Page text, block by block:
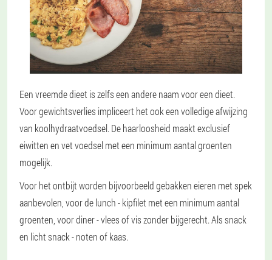
Een vreemde dieet is zelfs een andere naam voor een dieet.
Voor gewichtsverlies impliceert het ook een volledige afwijzing
van koolhydraatvoedsel. De haarloosheid maakt exclusief
eiwitten en vet voedsel met een minimum aantal groenten
mogelijk.
Voor het ontbijt worden bijvoorbeeld gebakken eieren met spek
aanbevolen, voor de lunch - kipfilet met een minimum aantal
groenten, voor diner - vlees of vis zonder bijgerecht. Als snack
en licht snack - noten of kaas.